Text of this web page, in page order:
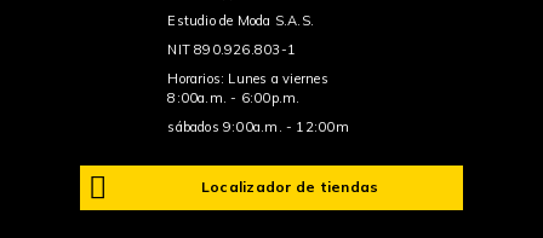
Estudio de Moda S.A.S.
NIT 890.926.803-1
Horarios: Lunes a viernes
8:00a.m. - 6:00p.m.
sábados 9:00a.m. - 12:00m
Localizador de tiendas